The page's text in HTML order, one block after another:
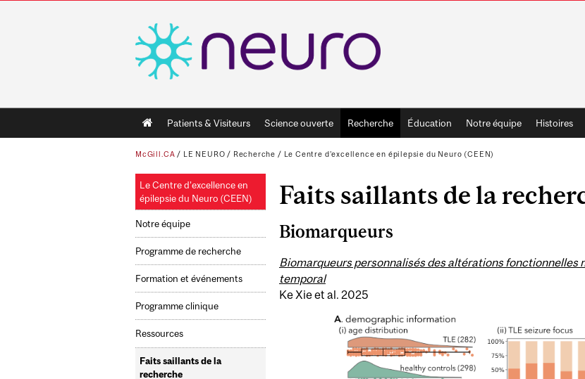
Main
navigation
Patients & Visiteurs Science ouverte Recherche Éducation Notre équipe Histoires
McGill.CA / LE NEURO / Recherche / Le Centre d’excellence en épilepsie du Neuro (CEEN)
Le Centre d’excellence en
épilepsie du Neuro (CEEN)
Notre équipe
Programme de recherche
Formation et événements
Programme clinique
Ressources
Faits saillants de la
recherche
Faits saillants de la
Biomarqueurs
Biomarqueurs personnalisés des altérations fonctionnelles
temporal
Ke Xie et al. 2025